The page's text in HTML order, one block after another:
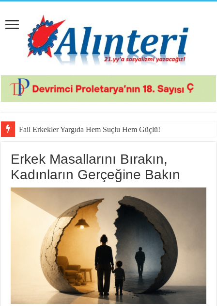
Fail Erkekler Yargıda Hem Suçlu Hem Güçlü!
Erkek Masallarını Bırakın,
Kadınların Gerçeğine Bakın